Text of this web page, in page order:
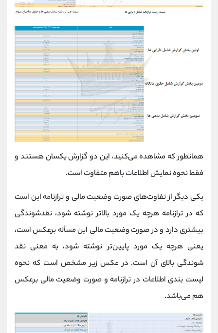
همانطور که مشاهده می‌کنید، این دو گزارش یکسان هستند و
فقط نحوه نمایش اطلاعات باهم متفاوت است.
یکی دیگر از تفاوت‌های صورت وضعیت مالی و ترازنامه این است
که در ترازنامه هرچه یک مورد بالاتر نوشته شود، نقدشوندگی
بیشتری دارد و در صورت وضعیت مالی این مسأله برعکس است،
یعنی هرچه یک مورد پایین‌تر نوشته شود، به معنی نقد
شوندگی بالای آن است. در عکس زیر مشخص است که نحوه
لیست بندی اطلاعات در ترازنامه و صورت وضعیت مالی برعکس
هم می‌باشد.